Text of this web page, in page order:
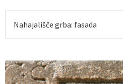
Nahajališče grba: fasada